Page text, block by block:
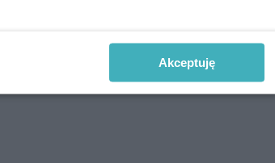
emerytowaną
i autorkę
odzyska rodzinne
Akceptuję